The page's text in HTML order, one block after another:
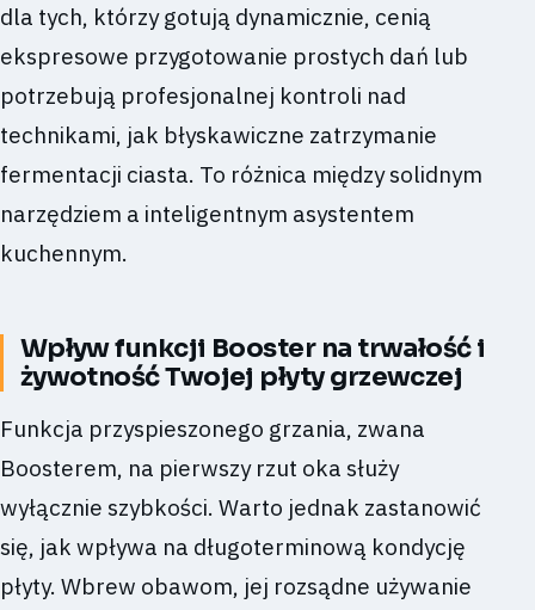
dla tych, którzy gotują dynamicznie, cenią
ekspresowe przygotowanie prostych dań lub
potrzebują profesjonalnej kontroli nad
technikami, jak błyskawiczne zatrzymanie
fermentacji ciasta. To różnica między solidnym
narzędziem a inteligentnym asystentem
kuchennym.
Wpływ funkcji Booster na trwałość i
żywotność Twojej płyty grzewczej
Funkcja przyspieszonego grzania, zwana
Boosterem, na pierwszy rzut oka służy
wyłącznie szybkości. Warto jednak zastanowić
się, jak wpływa na długoterminową kondycję
płyty. Wbrew obawom, jej rozsądne używanie